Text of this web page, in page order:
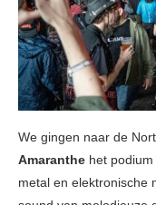
We gingen naar de
Amaranthe het
metal en elektronische